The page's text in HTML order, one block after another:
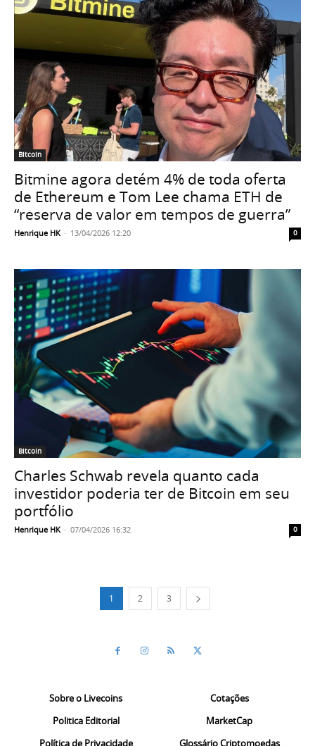
Bitcoin
Bitmine agora detém 4% de toda oferta
de Ethereum e Tom Lee chama ETH de
“reserva de valor em tempos de guerra”
Henrique HK - 13/04/2026 12:20 0
Bitcoin
Charles Schwab revela quanto cada
investidor poderia ter de Bitcoin em seu
portfólio
Henrique HK - 07/04/2026 16:32 0
1 2 3
Sobre o Livecoins
Politica Editorial
Política de Privacidade
Cotações
MarketCap
Glossário Criptomoedas